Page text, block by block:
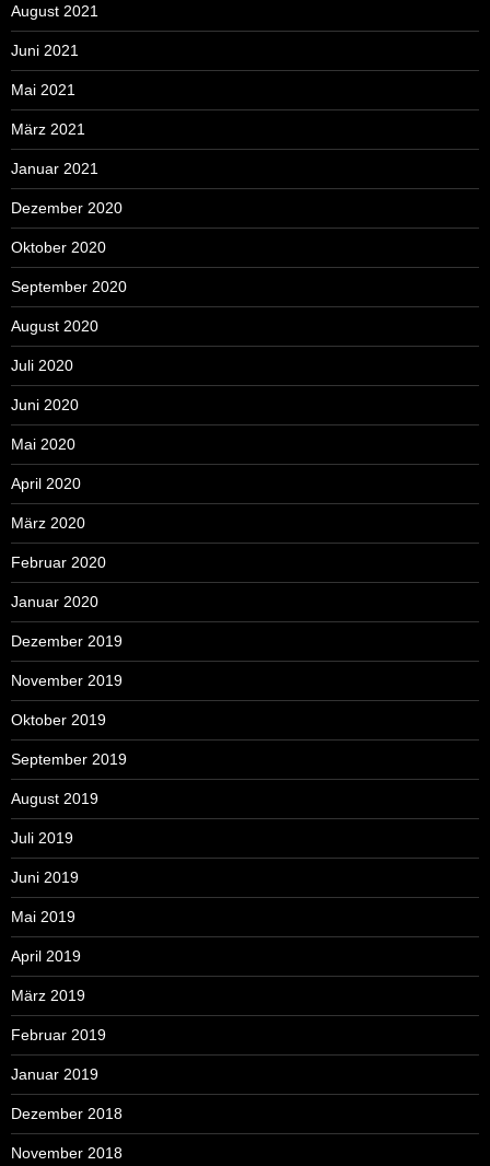
August 2021
Juni 2021
Mai 2021
März 2021
Januar 2021
Dezember 2020
Oktober 2020
September 2020
August 2020
Juli 2020
Juni 2020
Mai 2020
April 2020
März 2020
Februar 2020
Januar 2020
Dezember 2019
November 2019
Oktober 2019
September 2019
August 2019
Juli 2019
Juni 2019
Mai 2019
April 2019
März 2019
Februar 2019
Januar 2019
Dezember 2018
November 2018